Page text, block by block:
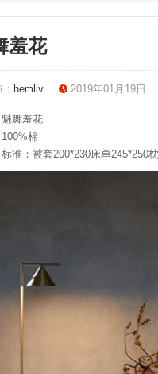
羞花
hemliv 2019年01月19日
舞羞花
棉
准：被套200*230床单245*250